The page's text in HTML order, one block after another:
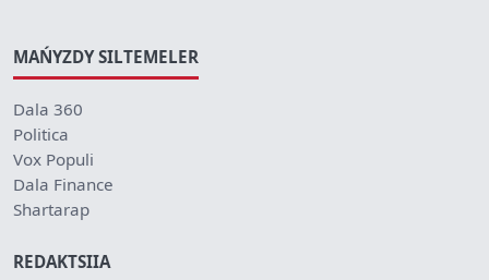
MAŃYZDY SILTEMELER
Dala 360
Politica
Vox Populi
Dala Finance
Shartarap
REDAKTSIIA